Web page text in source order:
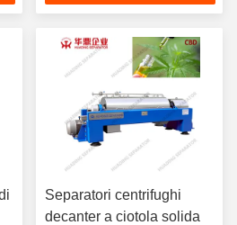
qualità alimentare
Continuo
Separatori centrifughi
decanter a ciotola solida